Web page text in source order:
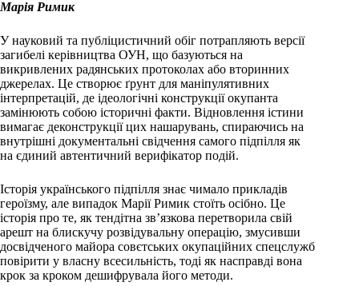
Марія Римик
У науковий та публіцистичний обіг потрапляють версії
загибелі керівництва ОУН, що базуються на
викривлених радянських протоколах або вторинних
джерелах. Це створює ґрунт для маніпулятивних
інтерпретацій, де ідеологічні конструкції окупанта
замінюють собою історичні факти. Відновлення істини
вимагає деконструкції цих нашарувань, спираючись на
внутрішні документальні свідчення самого підпілля як
на єдиний автентичний верифікатор подій.
Історія українського підпілля знає чимало прикладів
героїзму, але випадок Марії Римик стоїть осібно. Це
історія про те, як тендітна зв’язкова перетворила свій
арешт на блискучу розвідувальну операцію, змусивши
досвідченого майора совєтських окупаційних спецслужб
повірити у власну всесильність, тоді як насправді вона
крок за кроком дешифрувала його методи.